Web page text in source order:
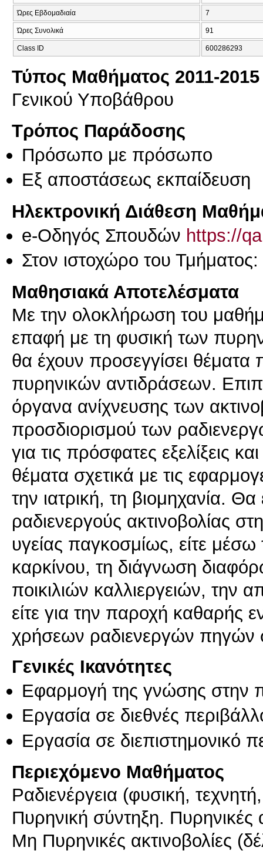
Ώρες Εβδομαδιαία 7
Ώρες Συνολικά 91
Class ID 600286293
Τύπος Μαθήματος 2011-2015
Γενικού Υποβάθρου
Τρόπος Παράδοσης
Πρόσωπο με πρόσωπο
Eξ απoστάσεως εκπαίδευση
Ηλεκτρονική Διάθεση
e-Οδηγός Σπουδών https://
Στον ιστοχώρο του Τμήματος:
Μαθησιακά Αποτελέσματα
Με την ολοκλήρωση του
επαφή με τη φυσική των
θα έχουν προσεγγίσει
πυρηνικών αντιδράσεων.
όργανα ανίχνευσης των
προσδιορισμού των
για τις πρόσφατες εξελίξεις
θέματα σχετικά με τις
την ιατρική, τη βιομηχανία.
ραδιενεργούς ακτινοβολίας
υγείας παγκοσμίως, είτε
καρκίνου, τη διάγνωση
ποικιλιών καλλιεργειών, την
είτε για την παροχή καθαρής
χρήσεων ραδιενεργών πηγών
Γενικές Ικανότητες
Εφαρμογή της γνώσης στην
Εργασία σε διεθνές
Εργασία σε διεπιστημονικό
Περιεχόμενο Μαθήματος
Ραδιενέργεια (φυσική,
Πυρηνική σύντηξη.
Μη Πυρηνικές ακτινοβολίες